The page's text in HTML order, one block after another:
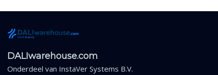
DALIwarehouse.com
Onderdeel van InstaVer Systems B.V.